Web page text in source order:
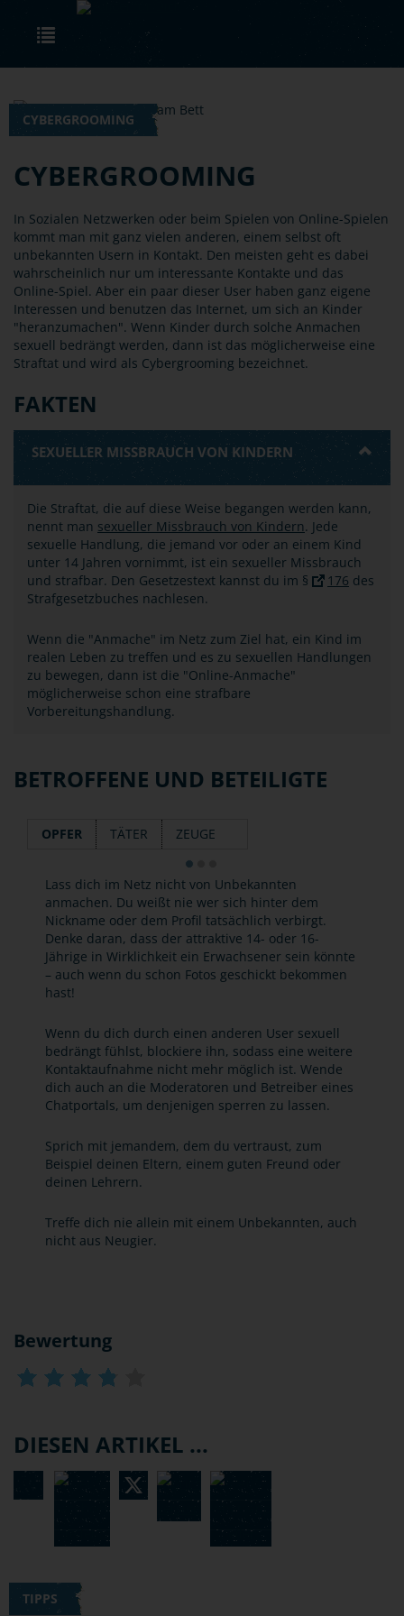
Skip to main content
CYBERGROOMING
CYBERGROOMING
In Sozialen Netzwerken oder beim Spielen von Online-Spielen
kommt man mit ganz vielen anderen, einem selbst oft
unbekannten Usern in Kontakt. Den meisten geht es dabei
wahrscheinlich nur um interessante Kontakte und das
Online-Spiel. Aber ein paar dieser User haben ganz eigene
Interessen und benutzen das Internet, um sich an Kinder
"heranzumachen". Wenn Kinder durch solche Anmachen
sexuell bedrängt werden, dann ist das möglicherweise eine
Straftat und wird als Cybergrooming bezeichnet.
FAKTEN
SEXUELLER MISSBRAUCH VON KINDERN
Die Straftat, die auf diese Weise begangen werden kann,
nennt man sexueller Missbrauch von Kindern. Jede
sexuelle Handlung, die jemand vor oder an einem Kind
unter 14 Jahren vornimmt, ist ein sexueller Missbrauch
und strafbar. Den Gesetzestext kannst du im §
176 des
Strafgesetzbuches nachlesen.
Wenn die "Anmache" im Netz zum Ziel hat, ein Kind im
realen Leben zu treffen und es zu sexuellen Handlungen
zu bewegen, dann ist die "Online-Anmache"
möglicherweise schon eine strafbare
Vorbereitungshandlung.
BETROFFENE UND BETEILIGTE
OPFER TÄTER ZEUGE
Lass dich im Netz nicht von Unbekannten
anmachen. Du weißt nie wer sich hinter dem
Nickname oder dem Profil tatsächlich verbirgt.
Denke daran, dass der attraktive 14- oder 16-
Jährige in Wirklichkeit ein Erwachsener sein könnte
– auch wenn du schon Fotos geschickt bekommen
hast!
Wenn du dich durch einen anderen User sexuell
bedrängt fühlst, blockiere ihn, sodass eine weitere
Kontaktaufnahme nicht mehr möglich ist. Wende
dich auch an die Moderatoren und Betreiber eines
Chatportals, um denjenigen sperren zu lassen.
Sprich mit jemandem, dem du vertraust, zum
Beispiel deinen Eltern, einem guten Freund oder
deinen Lehrern.
Treffe dich nie allein mit einem Unbekannten, auch
nicht aus Neugier.
Bewertung
DIESEN ARTIKEL ...
TIPPS